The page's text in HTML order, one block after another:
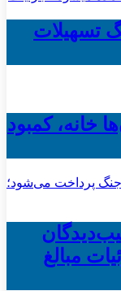
تسهیلات
خانه، کمبود
مبالغ